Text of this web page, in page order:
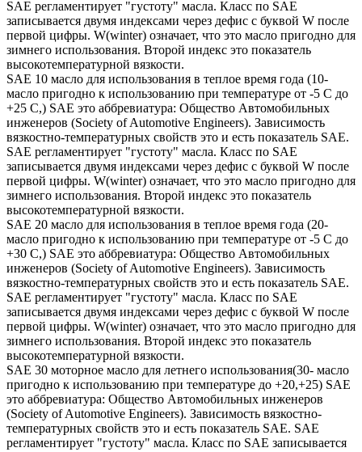
SAE регламентирует "густоту" масла. Класс по SAE
записывается двумя индексами через дефис с буквой W после
первой цифры. W(winter) означает, что это масло пригодно для
зимнего использования. Второй индекс это показатель
высокотемпературной вязкости.
SAE 10 масло для использования в теплое время года (10-
масло пригодно к использованию при температуре от -5 С до
+25 С,) SAE это аббревиатура: Общество Автомобильных
инженеров (Society of Automotive Engineers). Зависимость
вязкостно-температурных свойств это и есть показатель SAE.
SAE регламентирует "густоту" масла. Класс по SAE
записывается двумя индексами через дефис с буквой W после
первой цифры. W(winter) означает, что это масло пригодно для
зимнего использования. Второй индекс это показатель
высокотемпературной вязкости.
SAE 20 масло для использования в теплое время года (20-
масло пригодно к использованию при температуре от -5 С до
+30 С,) SAE это аббревиатура: Общество Автомобильных
инженеров (Society of Automotive Engineers). Зависимость
вязкостно-температурных свойств это и есть показатель SAE.
SAE регламентирует "густоту" масла. Класс по SAE
записывается двумя индексами через дефис с буквой W после
первой цифры. W(winter) означает, что это масло пригодно для
зимнего использования. Второй индекс это показатель
высокотемпературной вязкости.
SAE 30 моторное масло для летнего использования(30- масло
пригодно к использованию при температуре до +20,+25) SAE
это аббревиатура: Общество Автомобильных инженеров
(Society of Automotive Engineers). Зависимость вязкостно-
температурных свойств это и есть показатель SAE. SAE
регламентирует "густоту" масла. Класс по SAE записывается